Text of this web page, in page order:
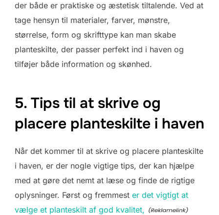
der både er praktiske og æstetisk tiltalende. Ved at
tage hensyn til materialer, farver, mønstre,
størrelse, form og skrifttype kan man skabe
planteskilte, der passer perfekt ind i haven og
tilføjer både information og skønhed.
5. Tips til at skrive og
placere planteskilte i haven
Når det kommer til at skrive og placere planteskilte
i haven, er der nogle vigtige tips, der kan hjælpe
med at gøre det nemt at læse og finde de rigtige
oplysninger. Først og fremmest er det vigtigt at
vælge et planteskilt af god kvalitet,